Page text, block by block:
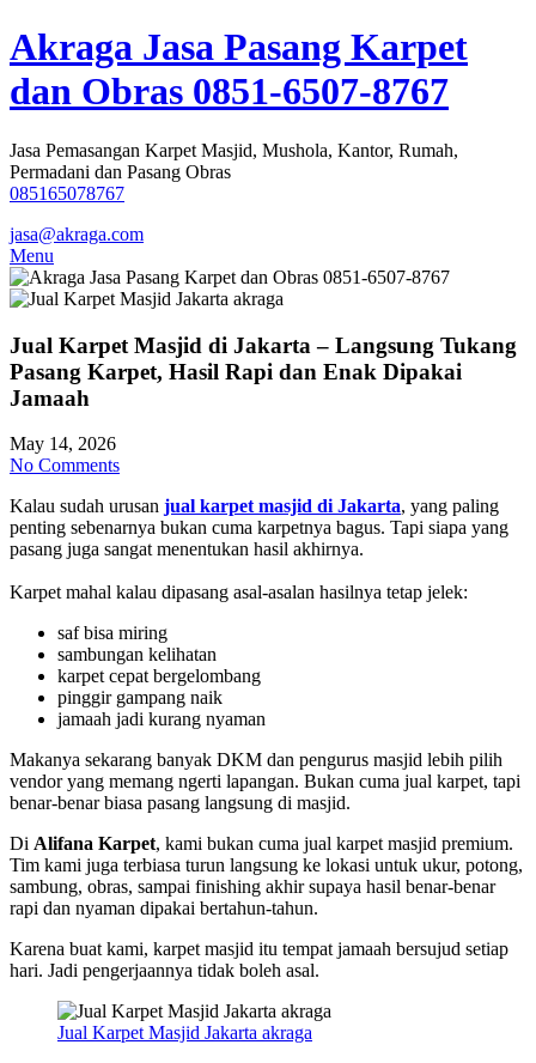
Skip
to
content
Akraga Jasa Pasang Karpet
dan Obras 0851-6507-8767
Jasa Pemasangan Karpet Masjid, Mushola, Kantor, Rumah,
Permadani dan Pasang Obras
085165078767
jasa@akraga.com
Menu
Jual Karpet Masjid di Jakarta – Langsung Tukang
Pasang Karpet, Hasil Rapi dan Enak Dipakai
Jamaah
May 14, 2026
No Comments
Kalau sudah urusan jual karpet masjid di Jakarta, yang paling
penting sebenarnya bukan cuma karpetnya bagus. Tapi siapa yang
pasang juga sangat menentukan hasil akhirnya.
Karpet mahal kalau dipasang asal-asalan hasilnya tetap jelek:
saf bisa miring
sambungan kelihatan
karpet cepat bergelombang
pinggir gampang naik
jamaah jadi kurang nyaman
Makanya sekarang banyak DKM dan pengurus masjid lebih pilih
vendor yang memang ngerti lapangan. Bukan cuma jual karpet, tapi
benar-benar biasa pasang langsung di masjid.
Di Alifana Karpet, kami bukan cuma jual karpet masjid premium.
Tim kami juga terbiasa turun langsung ke lokasi untuk ukur, potong,
sambung, obras, sampai finishing akhir supaya hasil benar-benar
rapi dan nyaman dipakai bertahun-tahun.
Karena buat kami, karpet masjid itu tempat jamaah bersujud setiap
hari. Jadi pengerjaannya tidak boleh asal.
Jual Karpet Masjid Jakarta akraga